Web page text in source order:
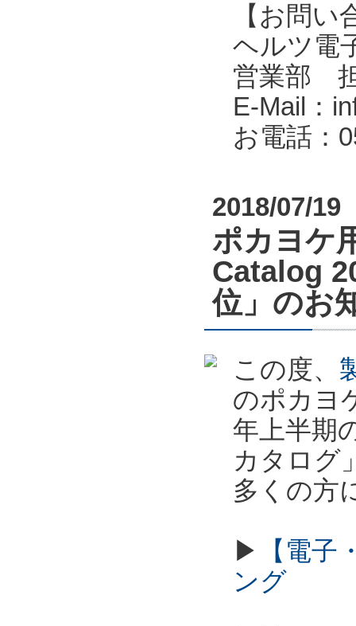
【お問い
ヘルツ電
営業部
E-Mail：
お電話：
2018/07/19
ポカヨケ
Catalog
位」のお
この度、
のポカヨ
年上半期
カタログ
多くの方
▶
【電
ング